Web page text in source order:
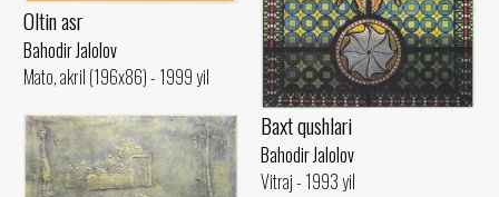
Oltin asr
Bahodir Jalolov
Mato, akril (196x86) - 1999 yil
Baxt qushlari
Bahodir Jalolov
Vitraj - 1993 yil